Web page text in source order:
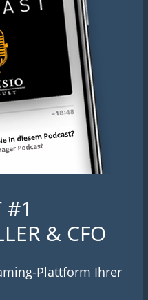
#1
& CFO
Plattform Ihrer